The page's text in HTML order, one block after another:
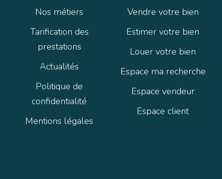
Nos métiers
Tarification des
prestations
Actualités
Politique de
confidentialité
Mentions légales
Vendre votre bien
Estimer votre bien
Louer votre bien
Espace ma recherche
Espace vendeur
Espace client